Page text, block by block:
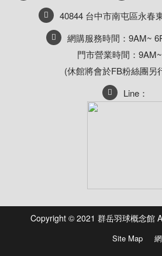
40844 台中市南屯區永春
網購服務時間：9AM~
門市營業時間：
(休館將會於FB粉絲團另
Line：
Copyright © 2021 群岳羽球概念館
Site Map